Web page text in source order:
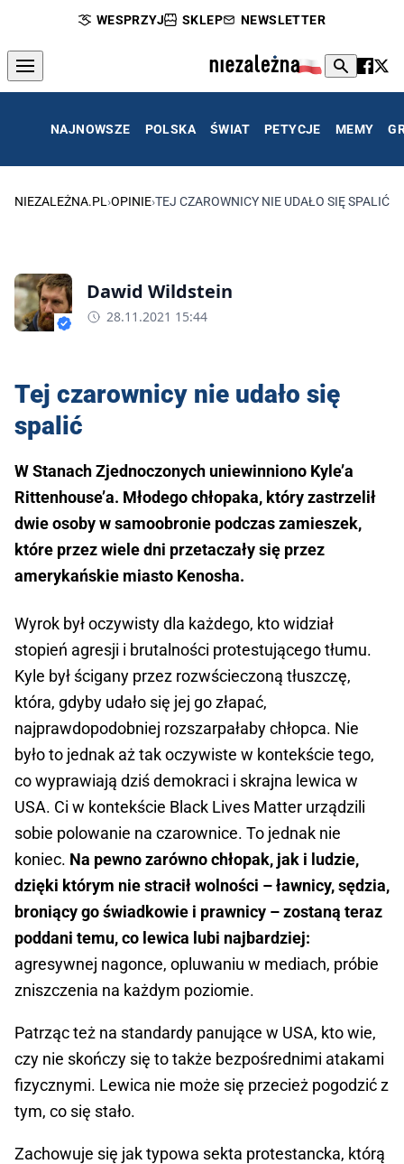
WESPRZYJ SKLEP NEWSLETTER
NAJNOWSZE POLSKA ŚWIAT PETYCJE MEMY
NIEZALEŻNA.PL ›OPINIE›TEJ CZAROWNICY NIE UDAŁO SIĘ SPALIĆ
Dawid Wildstein
28.11.2021 15:44
Tej czarownicy nie udało się
spalić
W Stanach Zjednoczonych uniewinniono Kyle’a
Rittenhouse’a. Młodego chłopaka, który zastrzelił
dwie osoby w samoobronie podczas zamieszek,
które przez wiele dni przetaczały się przez
amerykańskie miasto Kenosha.
Wyrok był oczywisty dla każdego, kto widział
stopień agresji i brutalności protestującego tłumu.
Kyle był ścigany przez rozwścieczoną tłuszczę,
która, gdyby udało się jej go złapać,
najprawdopodobniej rozszarpałaby chłopca. Nie
było to jednak aż tak oczywiste w kontekście tego,
co wyprawiają dziś demokraci i skrajna lewica w
USA. Ci w kontekście Black Lives Matter urządzili
sobie polowanie na czarownice. To jednak nie
koniec. Na pewno zarówno chłopak, jak i ludzie,
dzięki którym nie stracił wolności – ławnicy, sędzia,
broniący go świadkowie i prawnicy – zostaną teraz
poddani temu, co lewica lubi najbardziej:
agresywnej nagonce, opluwaniu w mediach, próbie
zniszczenia na każdym poziomie.
Patrząc też na standardy panujące w USA, kto wie,
czy nie skończy się to także bezpośrednimi atakami
fizycznymi. Lewica nie może się przecież pogodzić z
tym, co się stało.
Zachowuje się jak typowa sekta protestancka, którą